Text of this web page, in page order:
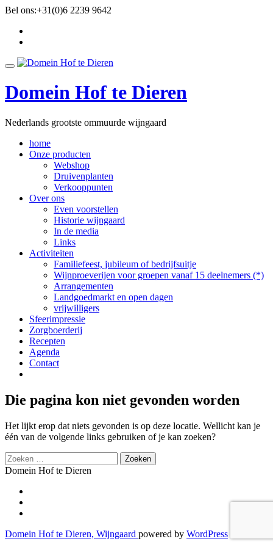
Ga
naar
Bel ons:+31(0)6 2239 9642
Schakel
Domein Hof te Dieren
Nederlands grootste ommuurde wijngaard
home
Onze producten
Webshop
Druivenplanten
Verkooppunten
Over ons
Even voorstellen
Historie wijngaard
In de media
Links
Activiteiten
Familiefeest, jubileum of bedrijfsuitje
Wijnproeverijen voor groepen vanaf 15 deelnemers (*)
Arrangementen
Landgoedmarkt en open dagen
vrijwilligers
Sfeerimpressie
Zorgboerderij
Recepten
Agenda
Contact
Die pagina kon niet gevonden worden
Het lijkt erop dat niets gevonden is op deze locatie. Wellicht kan je
één van de volgende links gebruiken of je kan zoeken?
Zoeken
naar:
Domein Hof te Dieren
Secondair
Menu
Domein Hof te Dieren, Wijngaard powered by WordPress